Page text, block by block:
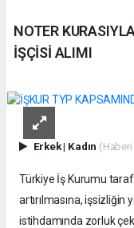
NOTER
İŞÇİSİ ALIMI
Erkek| Kadın
Türkiye İş Kurumu
artırılmasına,
istihdamında zorluk